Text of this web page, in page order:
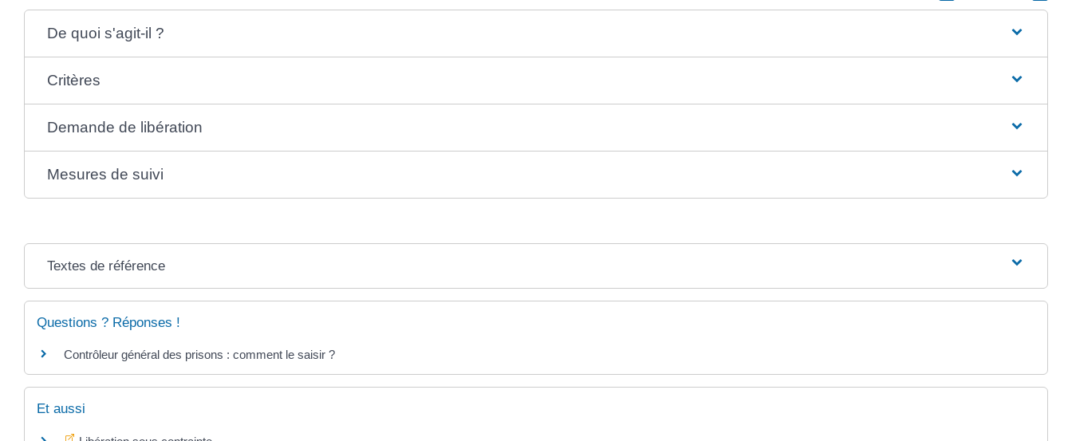
De quoi s'agit-il ?
Critères
Demande de libération
Mesures de suivi
Textes de référence
Questions ? Réponses !
Contrôleur général des prisons : comment le saisir ?
Et aussi